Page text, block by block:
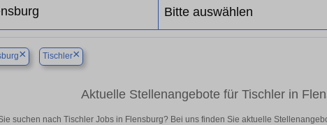
× Tischler×
Aktuelle Stellenangebote für Tischler in
suchen nach Tischler Jobs in Flensburg? Bei uns finden Sie aktuelle